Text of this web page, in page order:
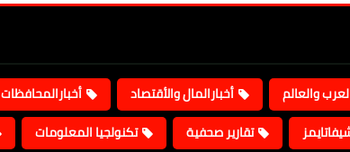
والعالم أخبارالمال والأقتصاد أخبارالمحافظات
تقارير صحفية تكنولجيا المعلومات